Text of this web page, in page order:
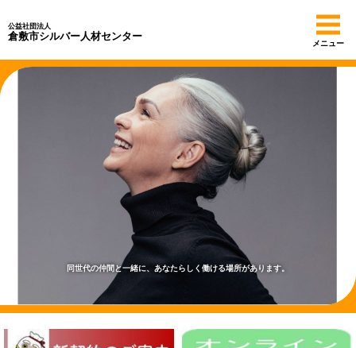
公益社団法人
倉敷市シルバー人材センター
メニュー
同世代の仲間と一緒に、あなたらしく働ける場所があります。